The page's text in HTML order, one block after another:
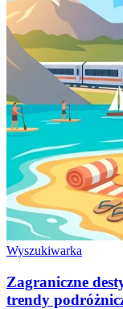
Wyszukiwarka
Zagraniczne
trendy